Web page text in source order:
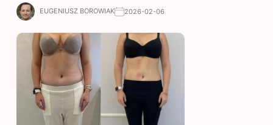
EUGENIUSZ BOROWIAK 2026-02-06